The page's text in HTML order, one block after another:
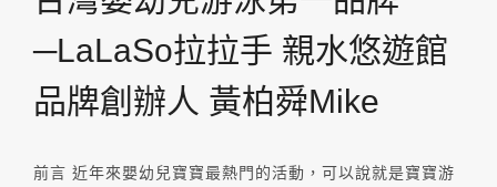
─LaLaSo拉拉手 親水悠遊館
品牌創辦人 黃柏舜Mike
前言 近年來嬰幼兒寶寶最熱門的活動，可以說就是寶寶游